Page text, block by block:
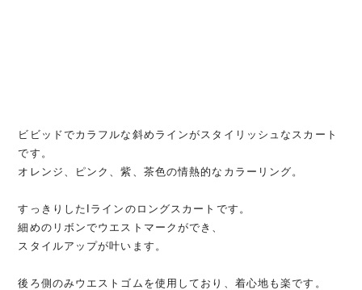
ビビッドでカラフルな斜めラインがスタイリッシュなスカート
です。
オレンジ、ピンク、紫、茶色の情熱的なカラーリング。
すっきりしたIラインのロングスカートです。
細めのリボンでウエストマークができ、
スタイルアップが叶います。
後ろ側のみウエストゴムを使用しており、着心地も楽です。